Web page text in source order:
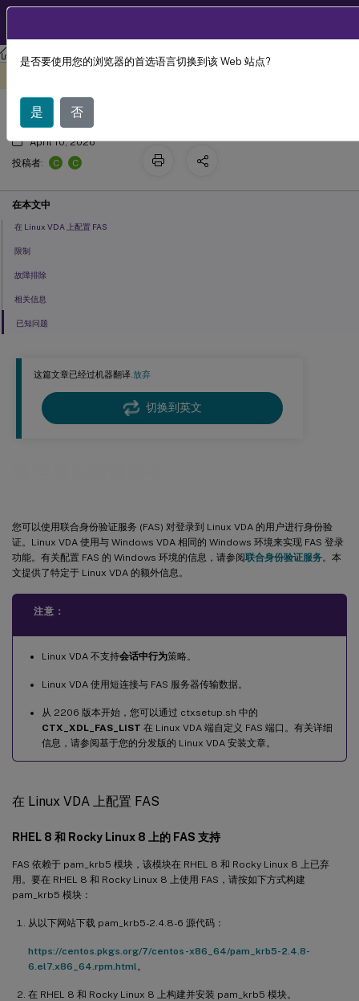
Linux 虚拟投递代理 Citrix Linux 虚拟投递代理 2210
这篇文章已经过机器翻译.放弃
切换到英文
您可以使用联合身份验证服务 (FAS) 对登录到 Linux VDA 的用户进行身份验
证。Linux VDA 使用与 Windows VDA 相同的 Windows 环境来实现 FAS 登录
功能。有关配置 FAS 的 Windows 环境的信息，请参阅联合身份验证服务。本
文提供了特定于 Linux VDA 的额外信息。
注意：
Linux VDA 不支持会话中行为策略。
Linux VDA 使用短连接与 FAS 服务器传输数据。
从 2206 版本开始，您可以通过 ctxsetup.sh 中的
CTX_XDL_FAS_LIST 在 Linux VDA 端自定义 FAS 端口。有关详细
信息，请参阅基于您的分发版的 Linux VDA 安装文章。
在 Linux VDA 上配置 FAS
RHEL 8 和 Rocky Linux 8 上的 FAS 支持
FAS 依赖于 pam_krb5 模块，该模块在 RHEL 8 和 Rocky Linux 8 上已弃
用。要在 RHEL 8 和 Rocky Linux 8 上使用 FAS，请按如下方式构建
pam_krb5 模块：
从以下网站下载 pam_krb5-2.4.8-6 源代码：
https://centos.pkgs.org/7/centos-x86_64/pam_krb5-2.4.8-
6.el7.x86_64.rpm.html 。
在 RHEL 8 和 Rocky Linux 8 上构建并安装 pam_krb5 模块。
联合身份验证服务
April 10, 2026
投稿者:
C C
在本文中
在 Linux VDA 上配置 FAS
限制
故障排除
相关信息
已知问题
是否要使用您的浏览器的首选语言切换到该 Web 站点?
是 否